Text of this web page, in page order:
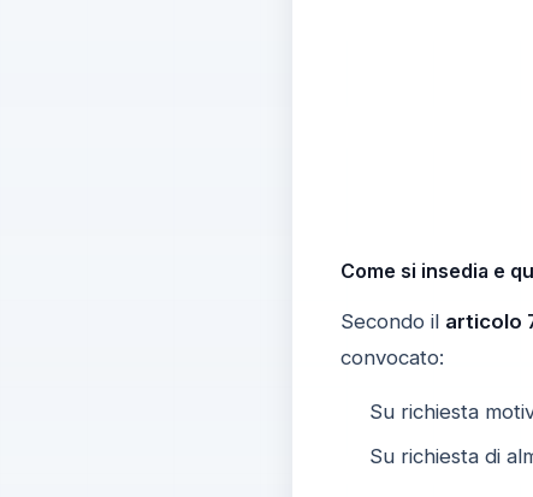
Come si insedia e
Secondo il articolo
convocato:
Su richiesta
Su richiesta di